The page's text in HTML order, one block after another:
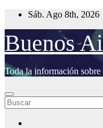
Saltar
contenido
Sáb. Ago 8th, 2026
Buenos
Toda la información